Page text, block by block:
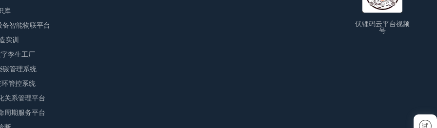
库
智能物联平台
实训
孪生工厂
碳管理系统
管控系统
关系管理平台
周期服务平台
伏锂码云平台视频
号